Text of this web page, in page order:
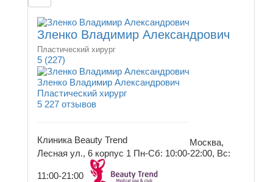
Зленко Владимир Александрович
Пластический хирург
5 (227)
Зленко Владимир Александрович
Пластический хирург
5 227 отзывов
Клиника Beauty Trend
Москва,
Лесная ул., 6 корпус 1 Пн-Сб: 10:00-22:00, Вс:
11:00-21:00